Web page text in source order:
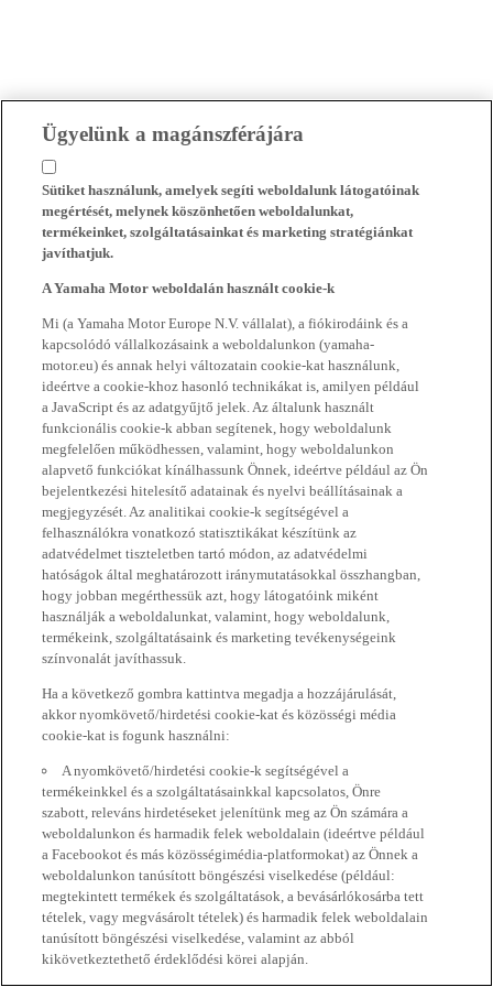
Ügyelünk a magánszférájára
Sütiket használunk, amelyek segíti weboldalunk látogatóinak
megértését, melynek köszönhetően weboldalunkat,
termékeinket, szolgáltatásainkat és marketing stratégiánkat
javíthatjuk.
A Yamaha Motor weboldalán használt cookie-k
Mi (a Yamaha Motor Europe N.V. vállalat), a fiókirodáink és a
kapcsolódó vállalkozásaink a weboldalunkon (yamaha-
motor.eu) és annak helyi változatain cookie-kat használunk,
ideértve a cookie-khoz hasonló technikákat is, amilyen például
a JavaScript és az adatgyűjtő jelek. Az általunk használt
funkcionális cookie-k abban segítenek, hogy weboldalunk
megfelelően működhessen, valamint, hogy weboldalunkon
alapvető funkciókat kínálhassunk Önnek, ideértve például az Ön
bejelentkezési hitelesítő adatainak és nyelvi beállításainak a
megjegyzését. Az analitikai cookie-k segítségével a
felhasználókra vonatkozó statisztikákat készítünk az
adatvédelmet tiszteletben tartó módon, az adatvédelmi
hatóságok által meghatározott iránymutatásokkal összhangban,
hogy jobban megérthessük azt, hogy látogatóink miként
használják a weboldalunkat, valamint, hogy weboldalunk,
termékeink, szolgáltatásaink és marketing tevékenységeink
színvonalát javíthassuk.
Ha a következő gombra kattintva megadja a hozzájárulását,
akkor nyomkövető/hirdetési cookie-kat és közösségi média
cookie-kat is fogunk használni:
A nyomkövető/hirdetési cookie-k segítségével a
termékeinkkel és a szolgáltatásainkkal kapcsolatos, Önre
szabott, releváns hirdetéseket jelenítünk meg az Ön számára a
weboldalunkon és harmadik felek weboldalain (ideértve például
a Facebookot és más közösségimédia-platformokat) az Önnek a
weboldalunkon tanúsított böngészési viselkedése (például:
megtekintett termékek és szolgáltatások, a bevásárlókosárba tett
tételek, vagy megvásárolt tételek) és harmadik felek weboldalain
tanúsított böngészési viselkedése, valamint az abból
kikövetkeztethető érdeklődési körei alapján.